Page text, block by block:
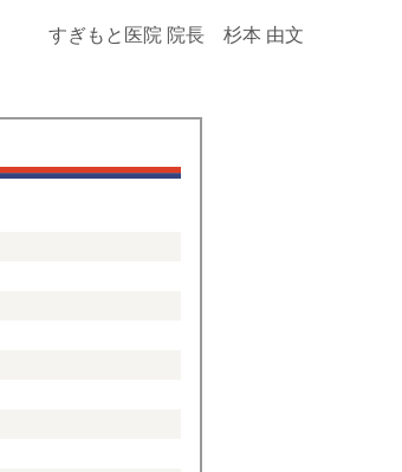
すぎもと医院 院長杉本 由文